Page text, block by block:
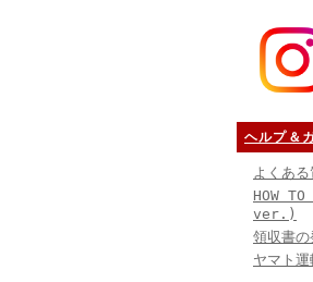
ヘルプ＆
よくある
HOW
ver.)
領収書の
ヤマト